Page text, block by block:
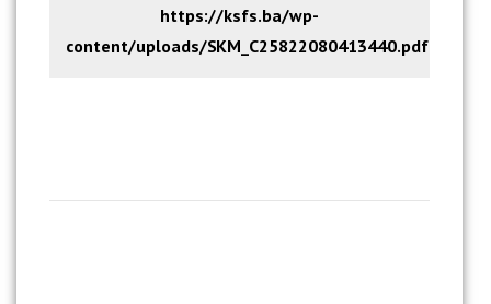
https://ksfs.ba/wp-
content/uploads/SKM_C25822080413440.pdf